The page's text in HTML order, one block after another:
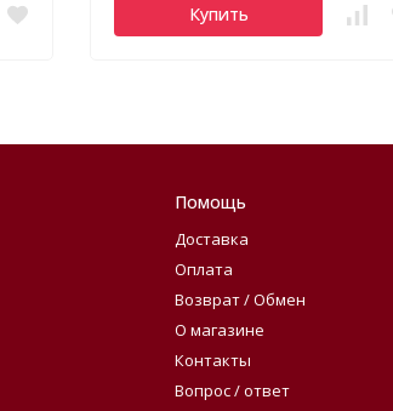
Купить
Помощь
Доставка
Оплата
Возврат / Обмен
О магазине
Контакты
Вопрос / ответ